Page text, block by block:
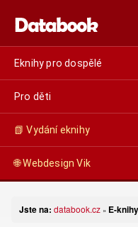
Eknihy pro dospělé
Pro děti
📗 Vydání eknihy
🌐 Webdesign Vik
Jste na: databook.cz » E-